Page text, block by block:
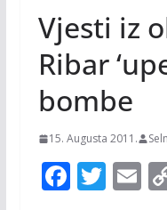
Vjesti iz
Ribar
bombe
15. Augusta 2011.
F T E